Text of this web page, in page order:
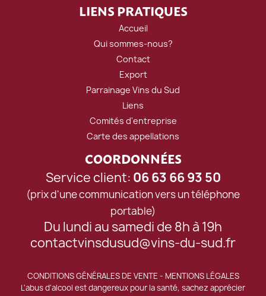
LIENS PRATIQUES
Accueil
Qui sommes-nous?
Contact
Export
Parrainage Vins du Sud
Liens
Comités d'entreprise
Carte des appellations
COORDONNÉES
Service client: 06 63 66 93 50
(prix d'une communication vers un téléphone
portable)
Du lundi au samedi de 8h à 19h
contactvinsdusud@vins-du-sud.fr
CONDITIONS GÉNÉRALES DE VENTE - MENTIONS LÉGALES
L'abus d'alcool est dangereux pour la santé, sachez apprécier